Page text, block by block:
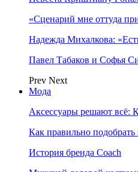
«Сценарий мне оттуда
Надежда Михалкова:
Павел Табаков и Софья
Prev Next
Мода
Аксессуары решают всё:
Как правильно
История бренда Coach